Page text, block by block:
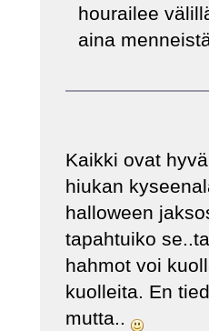
hourailee
aina
Kaikki ovat
hiukan
halloween
tapahtuiko
hahmot voi
kuolleita. En
mutta..